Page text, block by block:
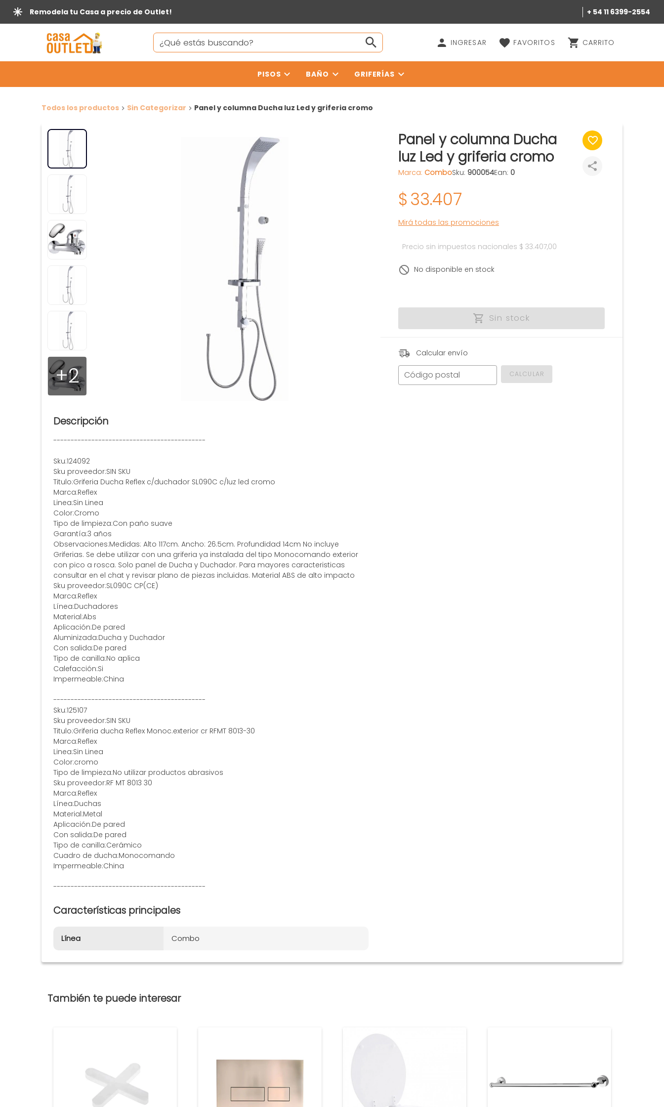
Remodela tu Casa a precio de Outlet! + 54 11 6399-2554
INGRESAR FAVORITOS CARRITO
PISOS BAÑO GRIFERÍAS
Todos los productos Sin Categorizar Panel y columna Ducha luz Led y griferia cromo
+2
Descripción
--------------------------------------------
Sku:124092
Sku proveedor:SIN SKU
Titulo:Griferia Ducha Reflex c/duchador SL090C c/luz led cromo
Marca:Reflex
Linea:Sin Linea
Color:Cromo
Tipo de limpieza:Con paño suave
Garantía:3 años
Observaciones:Medidas: Alto 117cm. Ancho: 26.5cm. Profundidad 14cm No incluye
Griferias. Se debe utilizar con una griferia ya instalada del tipo Monocomando exterior
con pico a rosca. Solo panel de Ducha y Duchador. Para mayores caracteristicas
consultar en el chat y revisar plano de piezas incluidas. Material ABS de alto impacto
Sku proveedor:SL090C CP(CE)
Marca:Reflex
Línea:Duchadores
Material:Abs
Aplicación:De pared
Aluminizada:Ducha y Duchador
Con salida:De pared
Tipo de canilla:No aplica
Calefacción:Si
Impermeable:China
--------------------------------------------
Sku:125107
Sku proveedor:SIN SKU
Titulo:Griferia ducha Reflex Monoc.exterior cr RFMT 8013-30
Marca:Reflex
Linea:Sin Linea
Color:cromo
Tipo de limpieza:No utilizar productos abrasivos
Sku proveedor:RF MT 8013 30
Marca:Reflex
Línea:Duchas
Material:Metal
Aplicación:De pared
Con salida:De pared
Tipo de canilla:Cerámico
Cuadro de ducha:Monocomando
Impermeable:China
--------------------------------------------
Características principales
Línea Combo
Panel y columna Ducha
luz Led y griferia cromo
Marca: ComboSku: 900054Ean: 0
$33.407
Mirá todas las promociones
Precio sin impuestos nacionales $ 33.407,00
No disponible en stock
Sin stock
Calcular envío
Código postal CALCULAR
También te puede interesar